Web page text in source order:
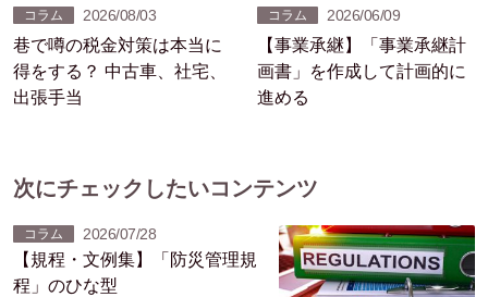
コラム 2026/08/03
巷で噂の税金対策は本当に
得をする？ 中古車、社宅、
出張手当
コラム 2026/06/09
【事業承継】「事業承継計
画書」を作成して計画的に
進める
次にチェックしたいコンテンツ
コラム 2026/07/28
【規程・文例集】「防災管理規
程」のひな型